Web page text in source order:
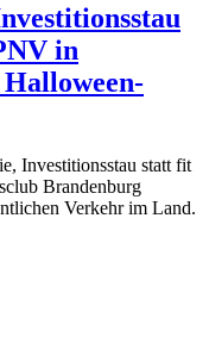
in
Investitionsstau statt fit
Brandenburg
Verkehr im Land.